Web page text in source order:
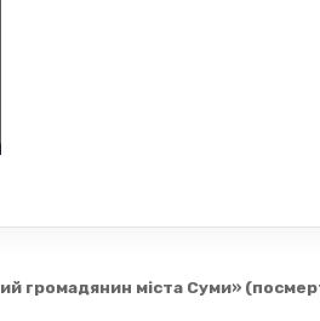
громадянин міста Суми»